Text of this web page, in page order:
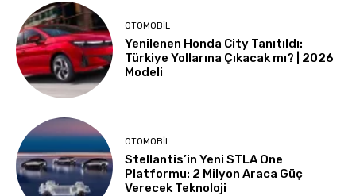
OTOMOBIL
Yenilenen Honda City Tanıtıldı:
Türkiye Yollarına Çıkacak mı? | 2026
Modeli
OTOMOBIL
Stellantis’in Yeni STLA One
Platformu: 2 Milyon Araca Güç
Verecek Teknoloji